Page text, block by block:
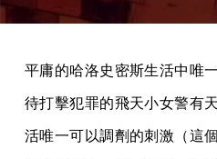
平庸的哈洛史密斯生活中唯
待打擊犯罪的飛天小女警有
活唯一可以調劑的刺激（這